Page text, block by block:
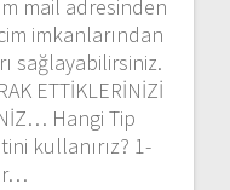
mail adresinden
imkanlarından
sağlayabilirsiniz.
ETTİKLERİNİZİ
Hangi Tip
kullanırız? 1-